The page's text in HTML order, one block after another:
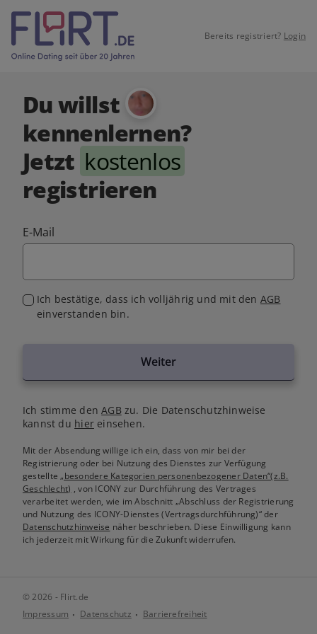
Bereits registriert? Login
Du willst
kennenlernen?
Jetzt kostenlos
registrieren
E-Mail
Ich bestätige, dass ich volljährig und mit den AGB
einverstanden bin.
Weiter
Ich stimme denAGB zu. Die Datenschutzhinweise
kannst du hiereinsehen.
Mit der Absendung willige ich ein, dass von mir bei der
Registrierung oder bei Nutzung des Dienstes zur Verfügung
gestellte„besondere Kategorien personenbezogener Daten“(z.B.
Geschlecht) , von ICONY zur Durchführung des Vertrages
verarbeitet werden, wie im Abschnitt „Abschluss der Registrierung
und Nutzung des ICONY-Dienstes (Vertragsdurchführung)“ der
Datenschutzhinweise näher beschrieben. Diese Einwilligung kann
ich jederzeit mit Wirkung für die Zukunft widerrufen.
© 2026 - Flirt.de
Impressum
Datenschutz Barrierefreiheit